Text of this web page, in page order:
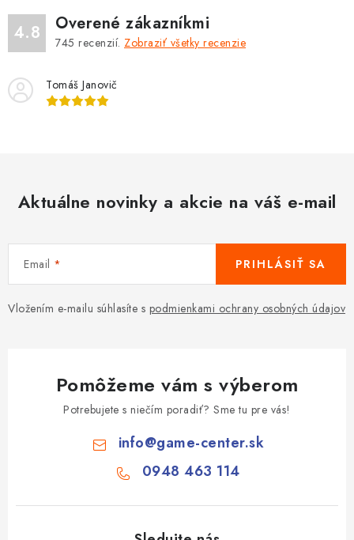
4.8 Overené zákazníkmi
745 recenzií. Zobraziť všetky recenzie
Tomáš Janovič
Aktuálne novinky a akcie na váš e-mail
Email
Vložením e-mailu súhlasíte s podmienkami ochrany osobných údajov
PRIHLÁSIŤ SA
Pomôžeme vám s výberom
Potrebujete s niečím poradiť? Sme tu pre vás!
info@game-center.sk
0948 463 114